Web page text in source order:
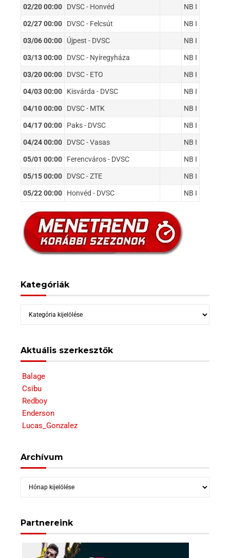
02/20 00:00 DVSC - Honvéd NB I
02/27 00:00 DVSC - Felcsút NB I
03/06 00:00 Újpest - DVSC NB I
03/13 00:00 DVSC - Nyíregyháza NB I
03/20 00:00 DVSC - ETO NB I
04/03 00:00 Kisvárda - DVSC NB I
04/10 00:00 DVSC - MTK NB I
04/17 00:00 Paks - DVSC NB I
04/24 00:00 DVSC - Vasas NB I
05/01 00:00 Ferencváros - DVSC NB I
05/15 00:00 DVSC - ZTE NB I
05/22 00:00 Honvéd - DVSC NB I
Kategóriák
Kategóriák
Aktuális szerkesztők
Balage
Csibu
Redboy
Enderson
Lucas_Gonzalez
Archívum
Archívum
Partnereink